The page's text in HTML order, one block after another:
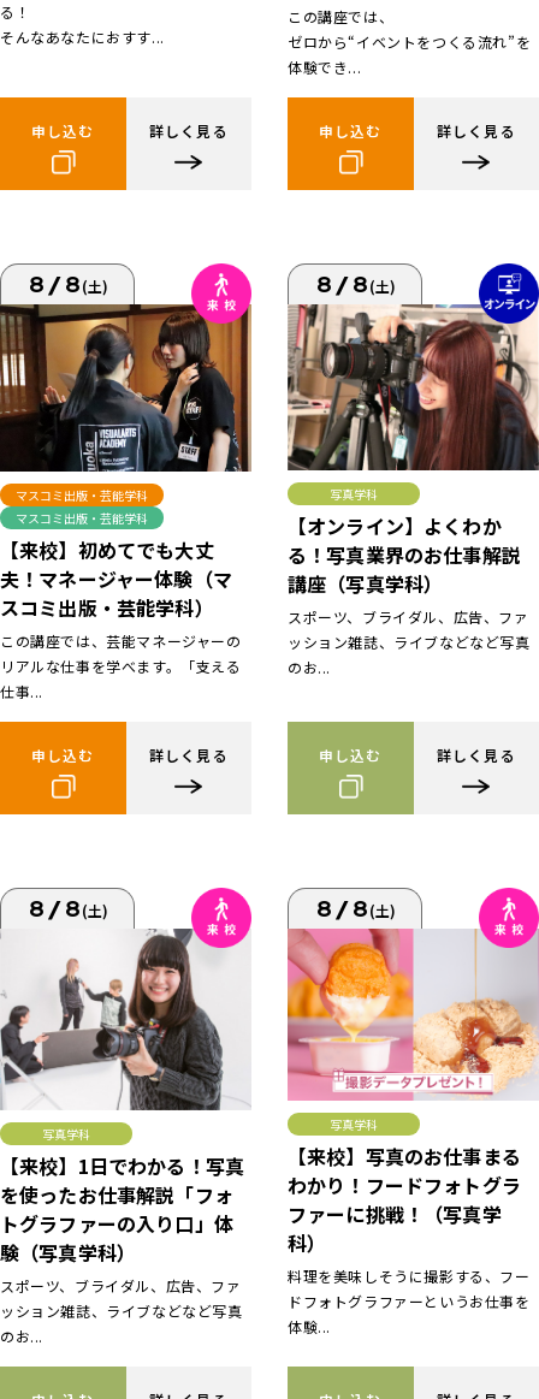
る！
そんなあなたにおすす...
申し込む 詳しく見る
この講座では、
ゼロから“イベントをつくる流れ”を
体験でき...
申し込む 詳しく見る
8/8(土)
マスコミ出版・芸能学科
マスコミ出版・芸能学科
【来校】初めてでも大丈
夫！マネージャー体験（マ
スコミ出版・芸能学科）
この講座では、芸能マネージャーの
リアルな仕事を学べます。「支える
仕事...
申し込む 詳しく見る
8/8(土)
写真学科
【オンライン】よくわか
る！写真業界のお仕事解説
講座（写真学科）
スポーツ、ブライダル、広告、ファ
ッション雑誌、ライブなどなど写真
のお...
申し込む 詳しく見る
8/8(土)
写真学科
【来校】1日でわかる！写真
を使ったお仕事解説「フォ
トグラファーの入り口」体
験（写真学科）
スポーツ、ブライダル、広告、ファ
ッション雑誌、ライブなどなど写真
のお...
8/8(土)
写真学科
【来校】写真のお仕事まる
わかり！フードフォトグラ
ファーに挑戦！（写真学
科）
料理を美味しそうに撮影する、フー
ドフォトグラファーというお仕事を
体験...